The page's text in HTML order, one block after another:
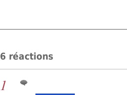
6 réactions
1